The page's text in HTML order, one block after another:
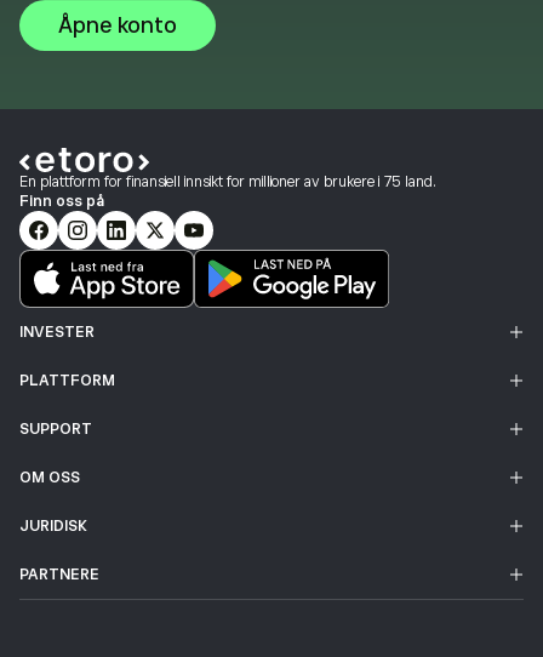
Åpne konto
En plattform for finansiell innsikt for millioner av brukere i 75 land.
Finn oss på
INVESTER
PLATTFORM
SUPPORT
OM OSS
JURIDISK
PARTNERE